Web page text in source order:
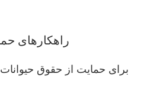
راهکارهای
برای حمایت از حقوق